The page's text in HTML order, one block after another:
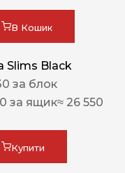
В Кошик
Slims Black
за блок
за ящик≈ 26 550
Купити